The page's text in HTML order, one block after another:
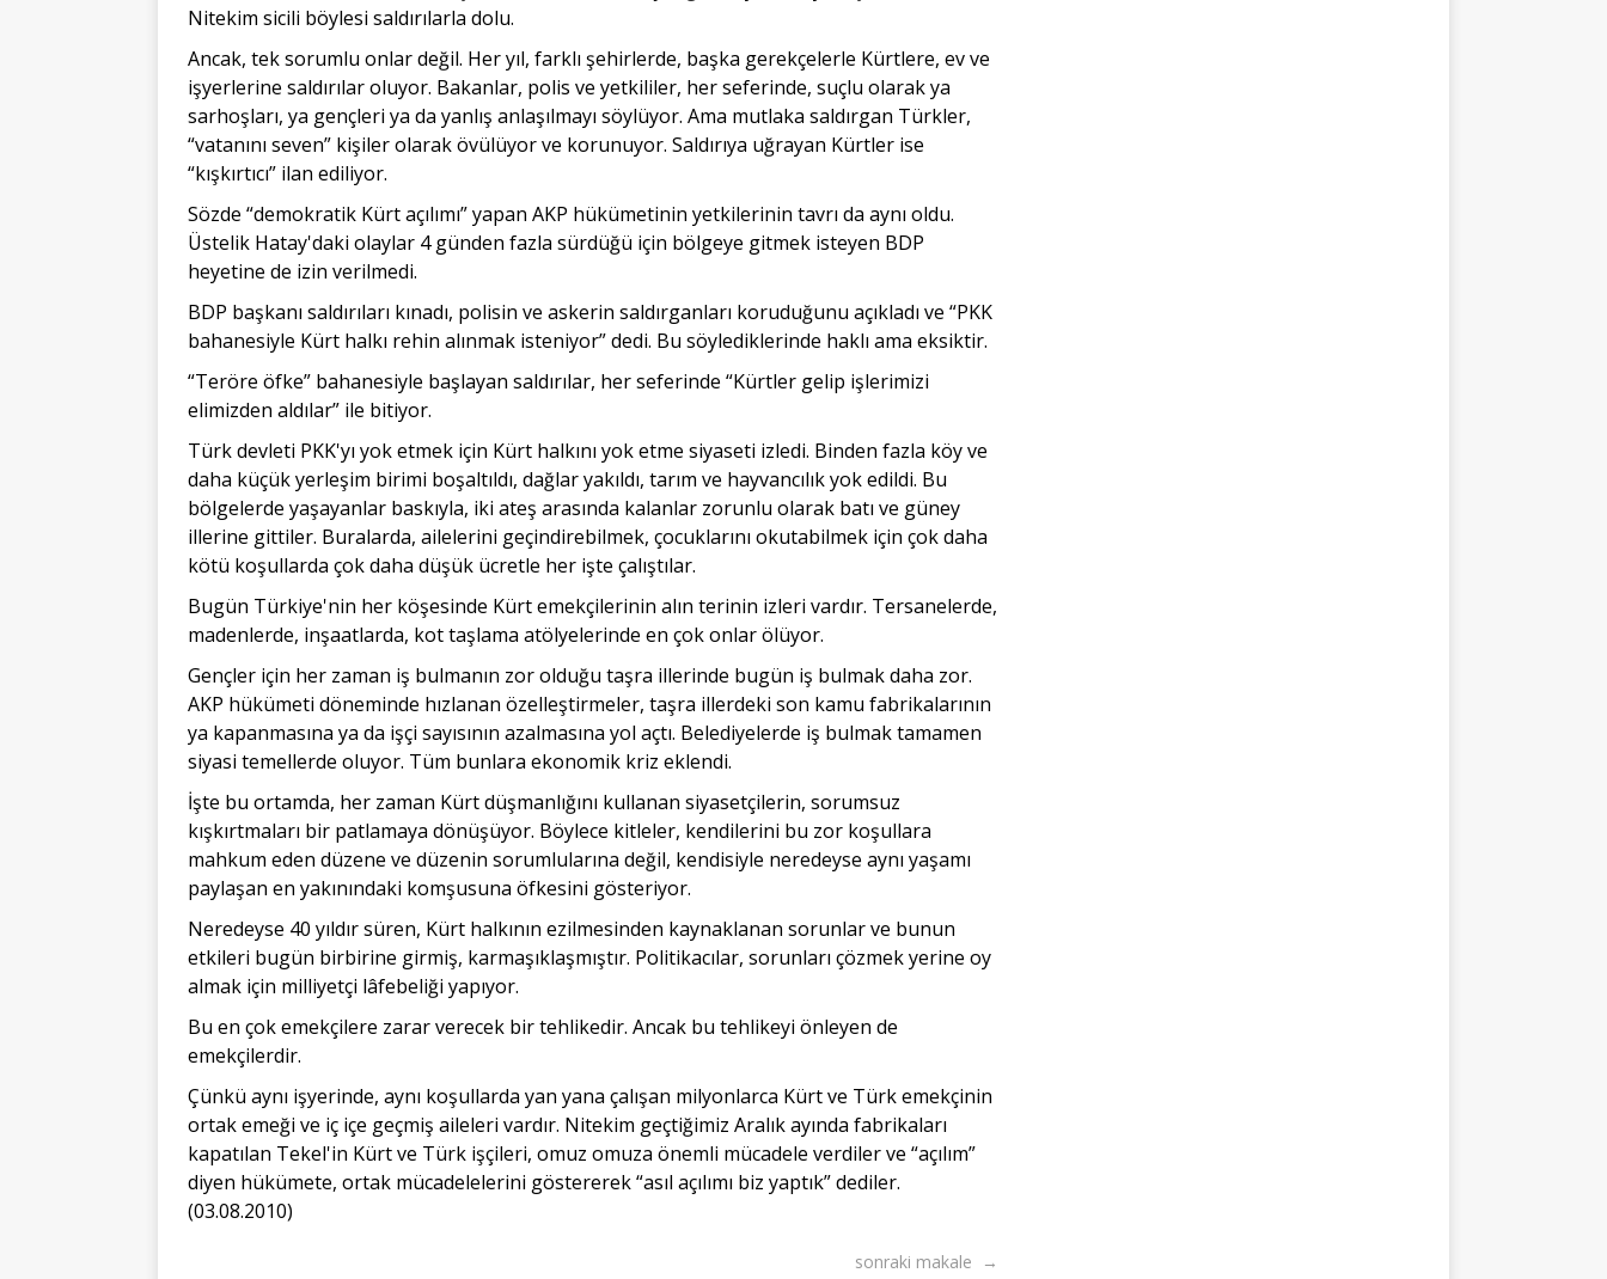
Nitekim sicili böylesi saldırılarla dolu.
Ancak, tek sorumlu onlar değil. Her yıl, farklı şehirlerde, başka gerekçelerle Kürtlere, ev ve
işyerlerine saldırılar oluyor. Bakanlar, polis ve yetkililer, her seferinde, suçlu olarak ya
sarhoşları, ya gençleri ya da yanlış anlaşılmayı söylüyor. Ama mutlaka saldırgan Türkler,
“vatanını seven” kişiler olarak övülüyor ve korunuyor. Saldırıya uğrayan Kürtler ise
“kışkırtıcı” ilan ediliyor.
Sözde “demokratik Kürt açılımı” yapan AKP hükümetinin yetkilerinin tavrı da aynı oldu.
Üstelik Hatay'daki olaylar 4 günden fazla sürdüğü için bölgeye gitmek isteyen BDP
heyetine de izin verilmedi.
BDP başkanı saldırıları kınadı, polisin ve askerin saldırganları koruduğunu açıkladı ve “PKK
bahanesiyle Kürt halkı rehin alınmak isteniyor” dedi. Bu söylediklerinde haklı ama eksiktir.
“Teröre öfke” bahanesiyle başlayan saldırılar, her seferinde “Kürtler gelip işlerimizi
elimizden aldılar” ile bitiyor.
Türk devleti PKK'yı yok etmek için Kürt halkını yok etme siyaseti izledi. Binden fazla köy ve
daha küçük yerleşim birimi boşaltıldı, dağlar yakıldı, tarım ve hayvancılık yok edildi. Bu
bölgelerde yaşayanlar baskıyla, iki ateş arasında kalanlar zorunlu olarak batı ve güney
illerine gittiler. Buralarda, ailelerini geçindirebilmek, çocuklarını okutabilmek için çok daha
kötü koşullarda çok daha düşük ücretle her işte çalıştılar.
Bugün Türkiye'nin her köşesinde Kürt emekçilerinin alın terinin izleri vardır. Tersanelerde,
madenlerde, inşaatlarda, kot taşlama atölyelerinde en çok onlar ölüyor.
Gençler için her zaman iş bulmanın zor olduğu taşra illerinde bugün iş bulmak daha zor.
AKP hükümeti döneminde hızlanan özelleştirmeler, taşra illerdeki son kamu fabrikalarının
ya kapanmasına ya da işçi sayısının azalmasına yol açtı. Belediyelerde iş bulmak tamamen
siyasi temellerde oluyor. Tüm bunlara ekonomik kriz eklendi.
İşte bu ortamda, her zaman Kürt düşmanlığını kullanan siyasetçilerin, sorumsuz
kışkırtmaları bir patlamaya dönüşüyor. Böylece kitleler, kendilerini bu zor koşullara
mahkum eden düzene ve düzenin sorumlularına değil, kendisiyle neredeyse aynı yaşamı
paylaşan en yakınındaki komşusuna öfkesini gösteriyor.
Neredeyse 40 yıldır süren, Kürt halkının ezilmesinden kaynaklanan sorunlar ve bunun
etkileri bugün birbirine girmiş, karmaşıklaşmıştır. Politikacılar, sorunları çözmek yerine oy
almak için milliyetçi lâfebeliği yapıyor.
Bu en çok emekçilere zarar verecek bir tehlikedir. Ancak bu tehlikeyi önleyen de
emekçilerdir.
Çünkü aynı işyerinde, aynı koşullarda yan yana çalışan milyonlarca Kürt ve Türk emekçinin
ortak emeği ve iç içe geçmiş aileleri vardır. Nitekim geçtiğimiz Aralık ayında fabrikaları
kapatılan Tekel'in Kürt ve Türk işçileri, omuz omuza önemli mücadele verdiler ve “açılım”
diyen hükümete, ortak mücadelelerini göstererek “asıl açılımı biz yaptık” dediler.
(03.08.2010)
sonraki makale →